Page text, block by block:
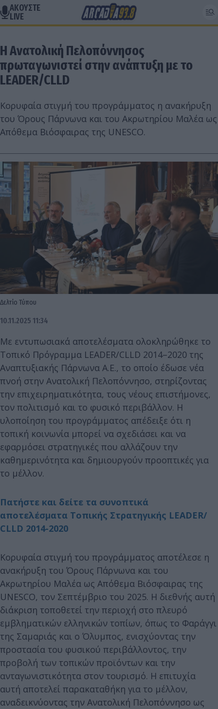
ΑΚΟΥΣΤΕ
LIVE
Η Ανατολική Πελοπόννησος
πρωταγωνιστεί στην ανάπτυξη με το
LEADER/CLLD
Κορυφαία στιγμή του προγράμματος η ανακήρυξη
του Όρους Πάρνωνα και του Ακρωτηρίου Μαλέα ως
Απόθεμα Βιόσφαιρας της UNESCO.
Δελτίο Τύπου
10.11.2025 11:34
Με εντυπωσιακά αποτελέσματα ολοκληρώθηκε το
Τοπικό Πρόγραμμα LEADER/CLLD 2014–2020 της
Αναπτυξιακής Πάρνωνα Α.Ε., το οποίο έδωσε νέα
πνοή στην Ανατολική Πελοπόννησο, στηρίζοντας
την επιχειρηματικότητα, τους νέους επιστήμονες,
τον πολιτισμό και το φυσικό περιβάλλον. Η
υλοποίηση του προγράμματος απέδειξε ότι η
τοπική κοινωνία μπορεί να σχεδιάσει και να
εφαρμόσει στρατηγικές που αλλάζουν την
καθημερινότητα και δημιουργούν προοπτικές για
το μέλλον.
Πατήστε και δείτε τα συνοπτικά
αποτελέσματα Τοπικής Στρατηγικής LEADER/
CLLD 2014-2020
Κορυφαία στιγμή του προγράμματος αποτέλεσε η
ανακήρυξη του Όρους Πάρνωνα και του
Ακρωτηρίου Μαλέα ως Απόθεμα Βιόσφαιρας της
UNESCO, τον Σεπτέμβριο του 2025. Η διεθνής αυτή
διάκριση τοποθετεί την περιοχή στο πλευρό
εμβληματικών ελληνικών τοπίων, όπως το Φαράγγι
της Σαμαριάς και ο Όλυμπος, ενισχύοντας την
προστασία του φυσικού περιβάλλοντος, την
προβολή των τοπικών προϊόντων και την
ανταγωνιστικότητα στον τουρισμό. Η επιτυχία
αυτή αποτελεί παρακαταθήκη για το μέλλον,
αναδεικνύοντας την Ανατολική Πελοπόννησο ως